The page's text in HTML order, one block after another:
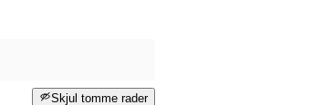
Skjul tomme rader